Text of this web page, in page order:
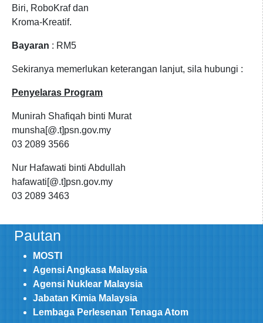
Biri, RoboKraf dan
Kroma-Kreatif.
Bayaran : RM5
Sekiranya memerlukan keterangan lanjut, sila hubungi :
Penyelaras Program
Munirah Shafiqah binti Murat
munsha[@.t]psn.gov.my
03 2089 3566
Nur Hafawati binti Abdullah
hafawati[@.t]psn.gov.my
03 2089 3463
Pautan
MOSTI
Agensi Angkasa Malaysia
Agensi Nuklear Malaysia
Jabatan Kimia Malaysia
Lembaga Perlesenan Tenaga Atom